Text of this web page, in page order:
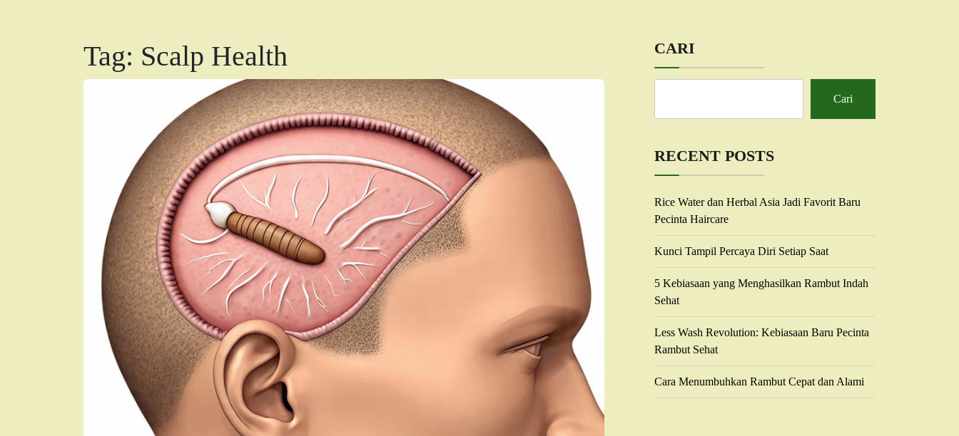
Tag: Scalp Health CARI
Cari
RECENT POSTS
Rice Water dan Herbal Asia Jadi Favorit Baru
Pecinta Haircare
Kunci Tampil Percaya Diri Setiap Saat
5 Kebiasaan yang Menghasilkan Rambut Indah
Sehat
Less Wash Revolution: Kebiasaan Baru Pecinta
Rambut Sehat
Cara Menumbuhkan Rambut Cepat dan Alami